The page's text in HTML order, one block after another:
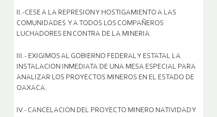
II.-CESE A LA REPRESION Y HOSTIGAMIENTO A LAS
COMUNIDADES Y A TODOS LOS COMPAÑEROS
LUCHADORES EN CONTRA DE LA MINERIA.
III.- EXIGIMOS AL GOBIERNO FEDERAL Y ESTATAL LA
INSTALACION INMEDIATA DE UNA MESA ESPECIAL PARA
ANALIZAR LOS PROYECTOS MINEROS EN EL ESTADO DE
OAXACA.
IV.- CANCELACION DEL PROYECTO MINERO NATIVIDAD Y